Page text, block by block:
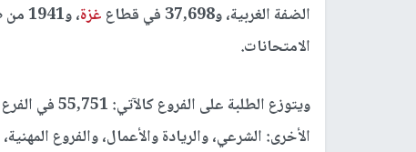
الضفة الغربية، و37,698 في قطاع
غزة، و1941 من طلبة قطاع
الامتحانات.
الأخرى: الشرعي، والريادة والأعمال، والفروع